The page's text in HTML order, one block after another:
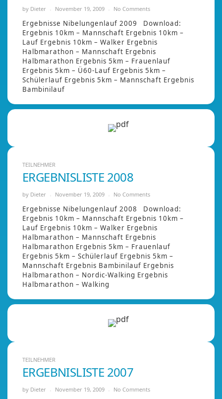
by Dieter November 19, 2009 No Comments
Ergebnisse Nibelungenlauf 2009 Download:
Ergebnis 10km – Mannschaft Ergebnis 10km –
Lauf Ergebnis 10km – Walker Ergebnis
Halbmarathon – Mannschaft Ergebnis
Halbmarathon Ergebnis 5km – Frauenlauf
Ergebnis 5km – Ü60-Lauf Ergebnis 5km –
Schülerlauf Ergebnis 5km – Mannschaft Ergebnis
Bambinilauf
TEILNEHMER
ERGEBNISLISTE 2008
by Dieter November 19, 2009 No Comments
Ergebnisse Nibelungenlauf 2008 Download:
Ergebnis 10km – Mannschaft Ergebnis 10km –
Lauf Ergebnis 10km – Walker Ergebnis
Halbmarathon – Mannschaft Ergebnis
Halbmarathon Ergebnis 5km – Frauenlauf
Ergebnis 5km – Schülerlauf Ergebnis 5km –
Mannschaft Ergebnis Bambinilauf Ergebnis
Halbmarathon – Nordic-Walking Ergebnis
Halbmarathon – Walking
TEILNEHMER
ERGEBNISLISTE 2007
by Dieter November 19, 2009 No Comments